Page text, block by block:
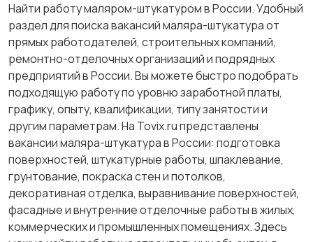
Найти работу маляром-штукатуром в России. Удобный
раздел для поиска вакансий маляра-штукатура от
прямых работодателей, строительных компаний,
ремонтно-отделочных организаций и подрядных
предприятий в России. Вы можете быстро подобрать
подходящую работу по уровню заработной платы,
графику, опыту, квалификации, типу занятости и
другим параметрам. На Tovix.ru представлены
вакансии маляра-штукатура в России: подготовка
поверхностей, штукатурные работы, шпаклевание,
грунтование, покраска стен и потолков,
декоративная отделка, выравнивание поверхностей,
фасадные и внутренние отделочные работы в жилых,
коммерческих и промышленных помещениях. Здесь